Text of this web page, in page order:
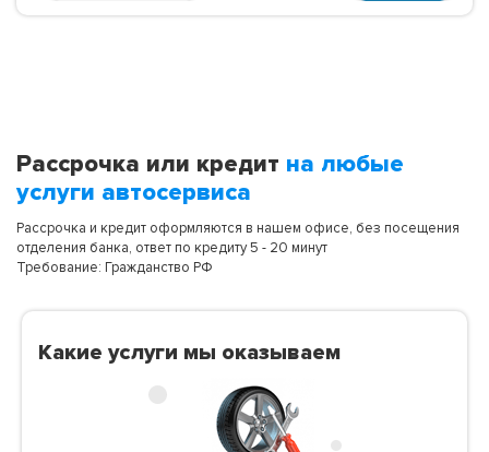
Рассрочка или кредит на любые
услуги автосервиса
Рассрочка и кредит оформляются в нашем офисе, без посещения
отделения банка, ответ по кредиту 5 - 20 минут
Требование: Гражданство РФ
Какие услуги мы оказываем